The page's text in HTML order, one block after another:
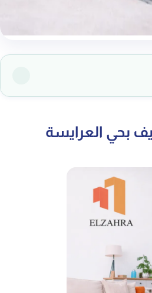
بحي العرايسة